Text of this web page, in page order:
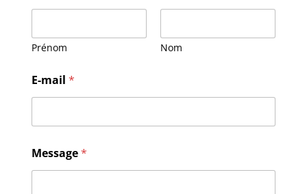
Prénom Nom
E-mail *
E
-
Message*